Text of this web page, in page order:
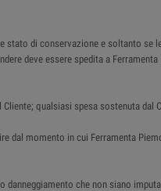
di conservazione e soltanto se
deve essere spedita a Ferramenta
qualsiasi spesa sostenuta dal
dal momento in cui Ferramenta
che non siano